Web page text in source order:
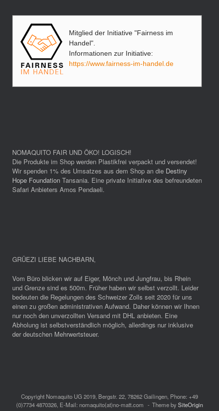
Mitglied der Initiative "Fairness im
Handel".
Informationen zur Initiative:
https://www.fairness-im-handel.de
NOMAQUITO FAIR UND ÖKO! LOGISCH!
Die Produkte im Shop werden Plastikfrei verpackt und versendet!
Wir spenden 1% des Umsatzes aus dem Shop an die Destiny
Hope Foundation Tansania. Eine private Initiative des befreundeten
Safari Anbieters Amos Pendaeli.
GRÜEZI LIEBE NACHBARN,
Vom Büro blicken wir auf Eiger, Mönch und Jungfrau, bis Rhein
und Grenze sind es 500m. Früher haben wir selbst verzollt. Leider
bedeuten die Regelungen des Schweizer Zolls seit 2020 für uns
einen zu großen administrativen Aufwand. Daher können wir Ihnen
nur noch den unverzollten Versand mit DHL anbieten. Eine
Abholung ist selbstverständlich möglich, allerdings nur inklusive
der deutschen Mehrwertsteuer.
Copyright Nomaquito UG 2019, Bergstr. 22, 78262 Gailingen, Phone: +49
(0)7734 4870326, E-Mail: nomaquito(at)no-matt.com
Theme bySiteOrigin